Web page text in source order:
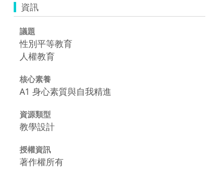
資訊
議題
性別平等教育
人權教育
核心素養
A1 身心素質與自我精進
資源類型
教學設計
授權資訊
著作權所有